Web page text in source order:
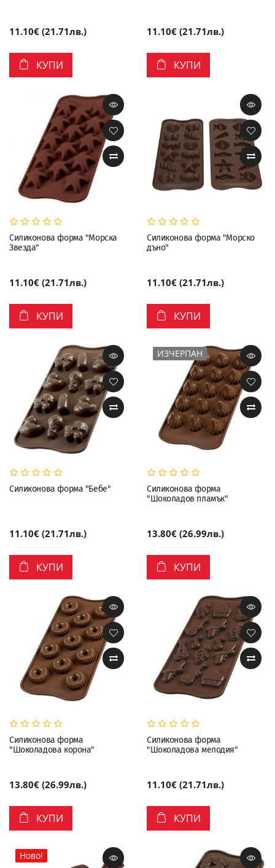
11.10€ (21.71лв.)
КУПИ
11.10€ (21.71лв.)
КУПИ
Силиконова форма "Морска
Звезда"
11.10€ (21.71лв.)
КУПИ
Силиконова форма "Морско
дъно"
11.10€ (21.71лв.)
КУПИ
Силиконова форма "Бебе"
11.10€ (21.71лв.)
КУПИ
ИЗЧЕРПАН
Силиконова форма
"Шоколадов пламък"
13.80€ (26.99лв.)
КУПИ
Силиконова форма
"Шоколадова корона"
13.80€ (26.99лв.)
КУПИ
Силиконова форма
"Шоколадова мелодия"
11.10€ (21.71лв.)
КУПИ
Ново!